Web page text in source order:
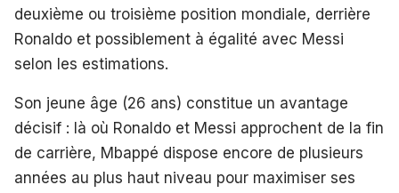
deuxième ou troisième position mondiale, derrière
Ronaldo et possiblement à égalité avec Messi
selon les estimations.
Son jeune âge (26 ans) constitue un avantage
décisif : là où Ronaldo et Messi approchent de la fin
de carrière, Mbappé dispose encore de plusieurs
années au plus haut niveau pour maximiser ses